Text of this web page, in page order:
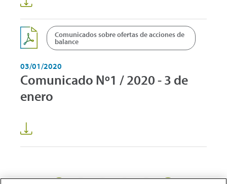
Comunicados sobre ofertas de acciones de
balance
03/01/2020
Comunicado Nº1 / 2020 - 3 de
enero